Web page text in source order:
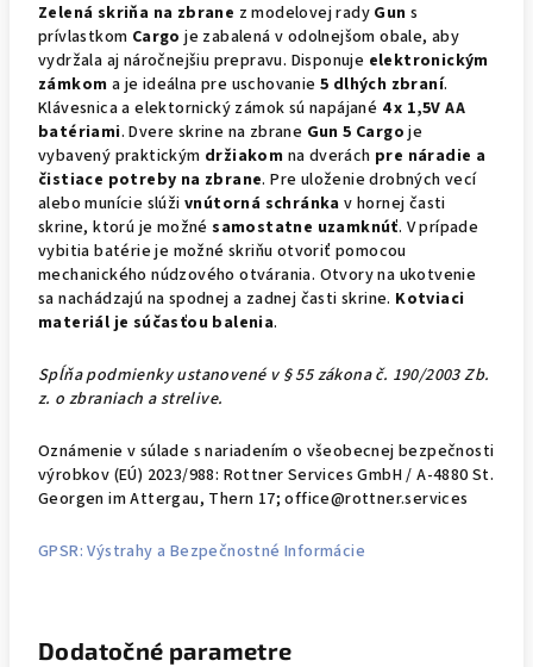
Zelená skriňa na zbrane z modelovej rady Gun s
prívlastkom Cargo je zabalená v odolnejšom obale, aby
vydržala aj náročnejšiu prepravu. Disponuje elektronickým
zámkom a je ideálna pre uschovanie 5 dlhých zbraní.
Klávesnica a elektornický zámok sú napájané 4 x 1,5V AA
batériami. Dvere skrine na zbrane Gun 5 Cargo je
vybavený praktickým držiakom na dverách pre náradie a
čistiace potreby na zbrane. Pre uloženie drobných vecí
alebo munície slúži vnútorná schránka v hornej časti
skrine, ktorú je možné samostatne uzamknúť. V prípade
vybitia batérie je možné skriňu otvoriť pomocou
mechanického núdzového otvárania. Otvory na ukotvenie
sa nachádzajú na spodnej a zadnej časti skrine. Kotviaci
materiál je súčasťou balenia.
Spĺňa podmienky ustanovené v § 55 zákona č. 190/2003 Zb.
z. o zbraniach a strelive.
Oznámenie v súlade s nariadením o všeobecnej bezpečnosti
výrobkov (EÚ) 2023/988: Rottner Services GmbH / A-4880 St.
Georgen im Attergau, Thern 17; office@rottner.services
GPSR: Výstrahy a Bezpečnostné Informácie
Dodatočné parametre